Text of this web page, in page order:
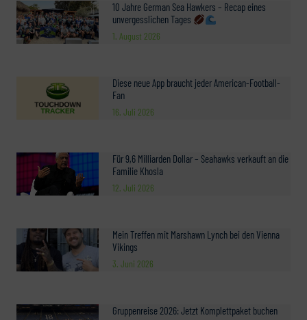
10 Jahre German Sea Hawkers – Recap eines
unvergesslichen Tages
1. August 2026
Diese neue App braucht jeder American-Football-
Fan
16. Juli 2026
Für 9,6 Milliarden Dollar – Seahawks verkauft an die
Familie Khosla
12. Juli 2026
Mein Treffen mit Marshawn Lynch bei den Vienna
Vikings
3. Juni 2026
Gruppenreise 2026: Jetzt Komplettpaket buchen